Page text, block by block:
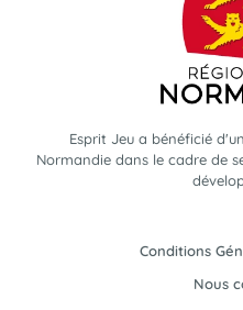
Esprit Jeu a bénéficié
Normandie dans le cadre de
Conditions
Nous